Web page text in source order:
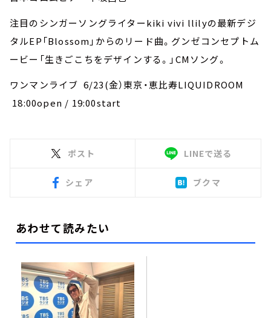
注目のシンガーソングライターkiki vivi llilyの最新デジ
タルEP「Blossom」からのリード曲。グンゼコンセプトム
ービー「生きごこちをデザインする。」CMソング。
ワンマンライブ 6/23(金）東京・恵比寿LIQUIDROOM
18:00open / 19:00start
ポスト LINEで送る
シェア ブクマ
あわせて読みたい